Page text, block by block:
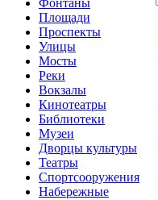
Фонтаны
Площади
Проспекты
Улицы
Мосты
Реки
Вокзалы
Кинотеатры
Библиотеки
Музеи
Дворцы культуры
Театры
Спортсооружения
Набережные